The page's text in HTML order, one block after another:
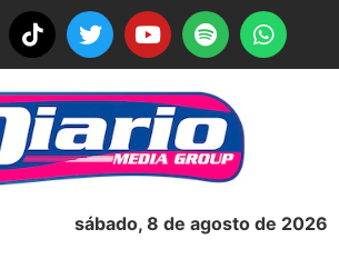
sábado, 8 de agosto de 2026